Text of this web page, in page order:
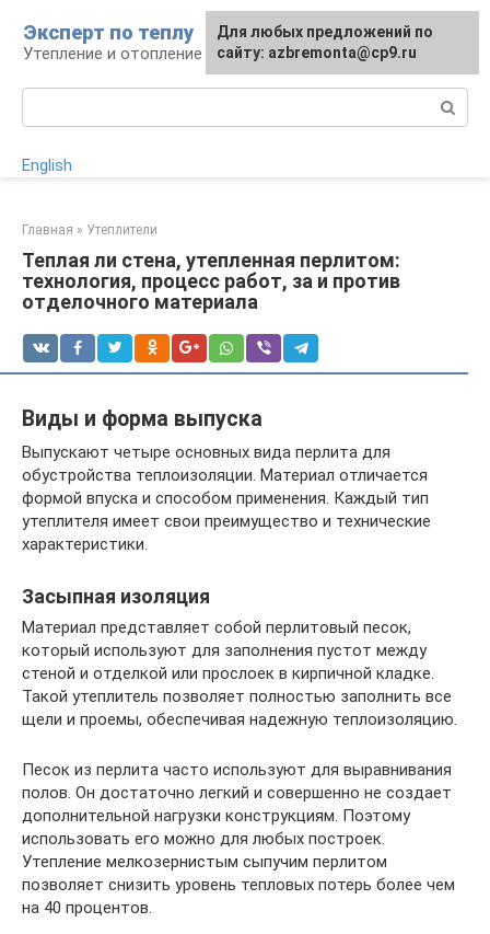
контенту
Эксперт по теплу
Утепление и отопление
English
Главная » Утеплители
Теплая ли стена, утепленная перлитом:
технология, процесс работ, за и против
отделочного материала
Виды и форма выпуска
Выпускают четыре основных вида перлита для
обустройства теплоизоляции. Материал отличается
формой впуска и способом применения. Каждый тип
утеплителя имеет свои преимущество и технические
характеристики.
Засыпная изоляция
Материал представляет собой перлитовый песок,
который используют для заполнения пустот между
стеной и отделкой или прослоек в кирпичной кладке.
Такой утеплитель позволяет полностью заполнить все
щели и проемы, обеспечивая надежную теплоизоляцию.
Песок из перлита часто используют для выравнивания
полов. Он достаточно легкий и совершенно не создает
дополнительной нагрузки конструкциям. Поэтому
использовать его можно для любых построек.
Утепление мелкозернистым сыпучим перлитом
позволяет снизить уровень тепловых потерь более чем
на 40 процентов.
Для любых предложений по
сайту: azbremonta@cp9.ru